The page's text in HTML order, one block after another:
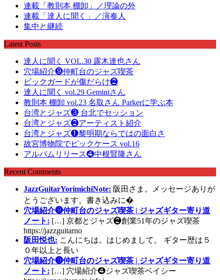
連載「教則本 棚卸」／理論の外
連載「達人に聞く」／演奏人
集中と継続
Latest Posts
達人に聞く VOL.30 露木達也さん
穴場紹介❾仲町台のジャズ喫茶
ピックガードが傷だらけ❷
達人に聞く vol.29 Geminiさん
教則本 棚卸 vol.23 名取さん Parkerに学ぶ本
台湾とジャズ❸ 台北でセッション
台湾とジャズ❷アーティスト紹介
台湾とジャズ❶黎明期ならではの面白さ
故宮博物院でピックケース vol.16
アルバムリリース❹中根賢隆さん
Recent Comments
JazzGuitarYorimichiNote: 阪田さま。メッセージありが
とうございます。書き込みに�
穴場紹介❾仲町台のジャズ喫茶 | ジャズギター寄り道
ノート: […] 京都とジャズ❷創業51年のジャズ喫茶
https://jazzguitarno
阪田悦也: こんにちは。はじめまして。 ギター歴は５
０年以上と長い
穴場紹介❾仲町台のジャズ喫茶 | ジャズギター寄り道
ノート: […] 穴場紹介❹ジャズ喫茶ベイシー